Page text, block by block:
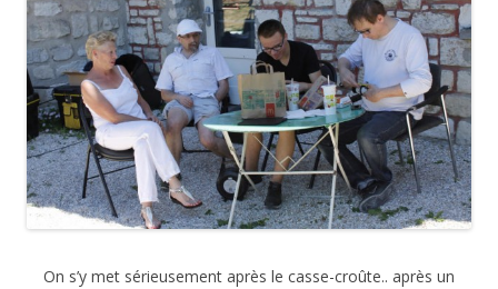
On s’y met sérieusement après le casse-croûte.. après un